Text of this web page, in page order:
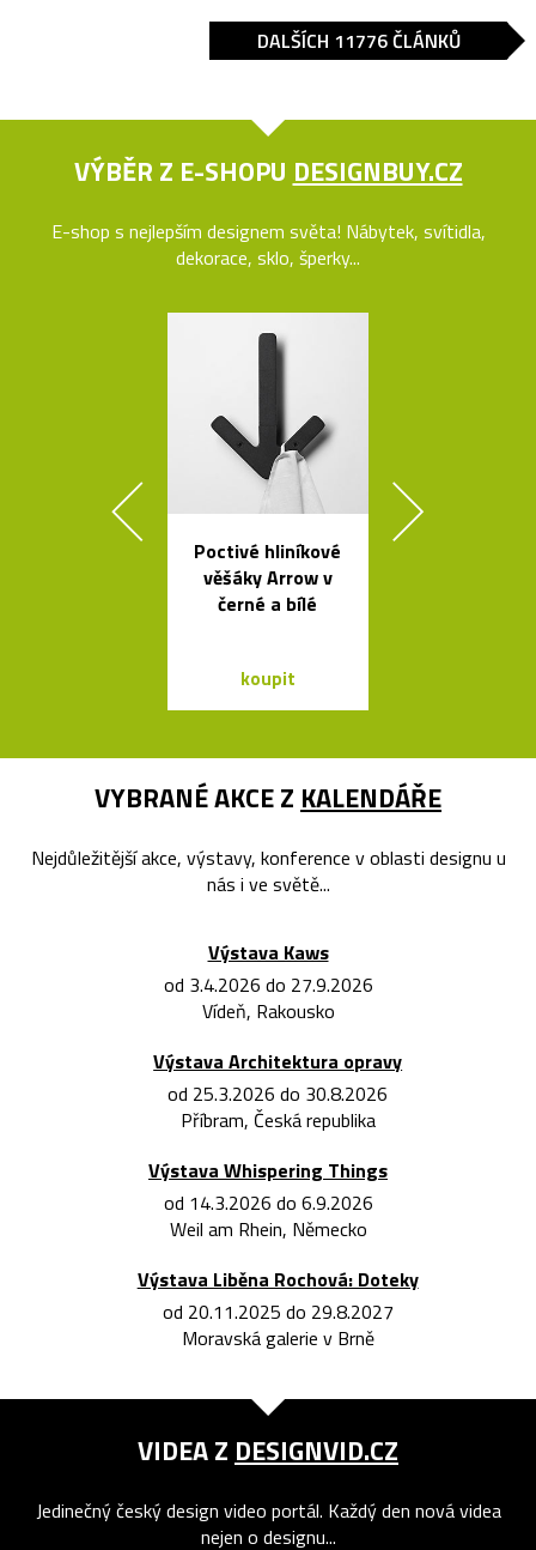
DALŠÍCH 11776 ČLÁNKŮ
VÝBĚR Z E-SHOPU DESIGNBUY.CZ
E-shop s nejlepším designem světa! Nábytek, svítidla,
dekorace, sklo, šperky...
Poctivé hliníkové
věšáky Arrow v
černé a bílé
koupit
VYBRANÉ AKCE Z KALENDÁŘE
Nejdůležitější akce, výstavy, konference v oblasti designu u
nás i ve světě...
Výstava Kaws
od 3.4.2026 do 27.9.2026
Vídeň, Rakousko
Výstava Architektura opravy
od 25.3.2026 do 30.8.2026
Příbram, Česká republika
Výstava Whispering Things
od 14.3.2026 do 6.9.2026
Weil am Rhein, Německo
Výstava Liběna Rochová: Doteky
od 20.11.2025 do 29.8.2027
Moravská galerie v Brně
VIDEA Z DESIGNVID.CZ
Jedinečný český design video portál. Každý den nová videa
nejen o designu...